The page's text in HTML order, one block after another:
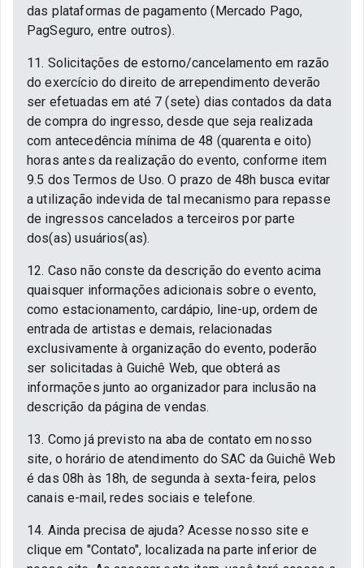
das plataformas de pagamento (Mercado Pago,
PagSeguro, entre outros).
11. Solicitações de estorno/cancelamento em razão
do exercício do direito de arrependimento deverão
ser efetuadas em até 7 (sete) dias contados da data
de compra do ingresso, desde que seja realizada
com antecedência mínima de 48 (quarenta e oito)
horas antes da realização do evento, conforme item
9.5 dos Termos de Uso. O prazo de 48h busca evitar
a utilização indevida de tal mecanismo para repasse
de ingressos cancelados a terceiros por parte
dos(as) usuários(as).
12. Caso não conste da descrição do evento acima
quaisquer informações adicionais sobre o evento,
como estacionamento, cardápio, line-up, ordem de
entrada de artistas e demais, relacionadas
exclusivamente à organização do evento, poderão
ser solicitadas à Guichê Web, que obterá as
informações junto ao organizador para inclusão na
descrição da página de vendas.
13. Como já previsto na aba de contato em nosso
site, o horário de atendimento do SAC da Guichê Web
é das 08h às 18h, de segunda à sexta-feira, pelos
canais e-mail, redes sociais e telefone.
14. Ainda precisa de ajuda? Acesse nosso site e
clique em "Contato", localizada na parte inferior de